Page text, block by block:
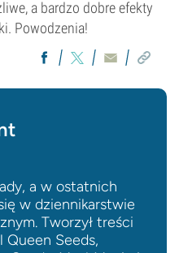
a bardzo dobre efekty
Powodzenia!
a w ostatnich
w dziennikarstwie
Tworzył treści
Queen Seeds,